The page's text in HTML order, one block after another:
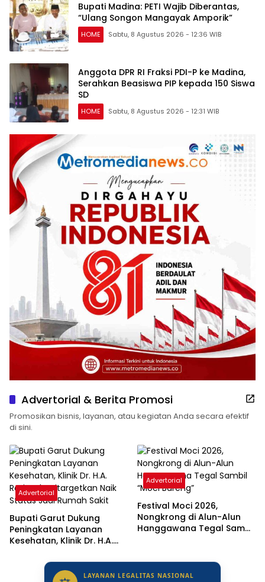
Bupati Madina: PETI Wajib Diberantas,
“Ulang Songon Mangayak Amporik”
HOME Sabtu, 8 Agustus 2026 - 12:36 WIB
Anggota DPR RI Fraksi PDI-P ke Madina,
Serahkan Beasiswa PIP kepada 150 Siswa
SD
HOME Sabtu, 8 Agustus 2026 - 12:31 WIB
Advertorial & Berita Promosi
Promosikan bisnis, layanan, atau kegiatan Anda secara efektif
di sini.
Advertorial
Bupati Garut Dukung
Peningkatan Layanan
Kesehatan, Klinik Dr. H.A.
Status Jadi Rumah Sakit
Advertorial
Festival Moci 2026,
Nongkrong di Alun-Alun
Hanggawana Tegal Sambil
LAYANAN LEGALITAS NASIONAL